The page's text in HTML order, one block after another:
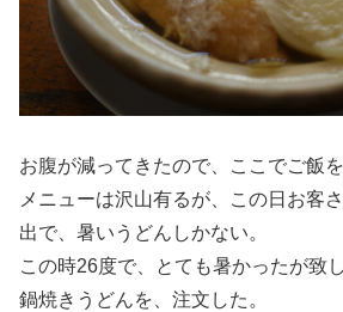
お腹が減ってきたので、ここでご飯を
メニューは沢山有るが、この日お客
出で、暑いうどんしかない。
この時26度で、とても暑かったが致
鍋焼きうどんを、注文した。